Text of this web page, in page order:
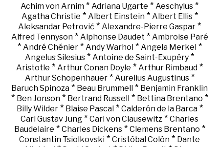
Achim von Arnim * Adriana Ugarte * Aeschylus *
Agatha Christie * Albert Einstein* Albert Ellis*
Aleksandar Petrović * Alexandre-Pierre Gaspar *
Alfred Tennyson* Alphonse Daudet * Ambroise Paré
* André Chénier* Andy Warhol * Angela Merkel *
Angelus Silesius * Antoine de Saint-Exupéry *
Aristotle * Arthur Conan Doyle * Arthur Rimbaud *
Arthur Schopenhauer* Aurelius Augustinus*
Baruch Spinoza * Beau Brummell * Benjamin Franklin
* Ben Jonson* Bertrand Russell * Bettina Brentano *
Billy Wilder* Blaise Pascal* Calderón de la Barca*
Carl Gustav Jung * Carl von Clausewitz * Charles
Baudelaire * Charles Dickens* Clemens Brentano *
Constantin Tsiolkovski * Cristóbal Colón * Dante